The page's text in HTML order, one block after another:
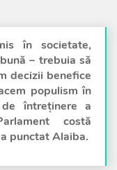
în societate,
– trebuia să
decizii benefice
populism în
întreținere a
costă
punctat Alaiba.